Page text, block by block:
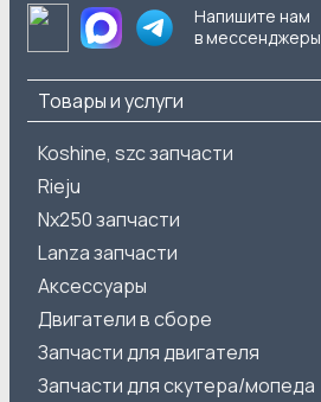
Напишите нам
в мессенджеры
Товары и услуги
Koshine, szc запчасти
Rieju
Nx250 запчасти
Lanza запчасти
Аксессуары
Двигатели в сборе
Запчасти для двигателя
Запчасти для скутера/мопеда